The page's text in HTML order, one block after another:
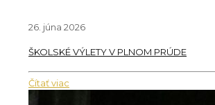
26. júna 2026
ŠKOLSKÉ VÝLETY V PLNOM PRÚDE
Čítať viac